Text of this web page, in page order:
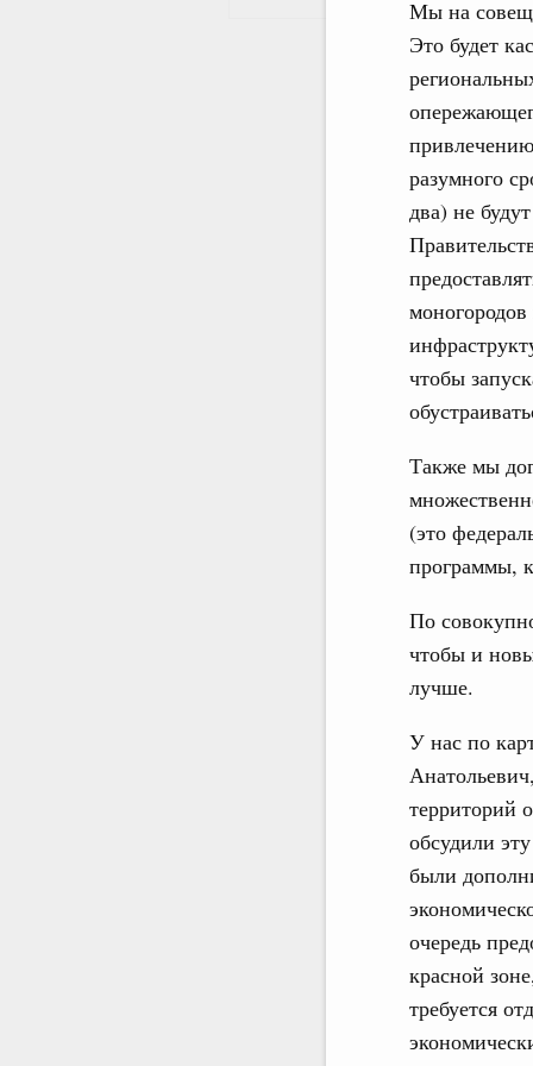
Мы на
Это будет
разумного
два) не
чтобы
Также мы
(это
программы,
По
чтобы и
лучше.
У нас по
территорий
обсудили
были
очередь
красной
требуется